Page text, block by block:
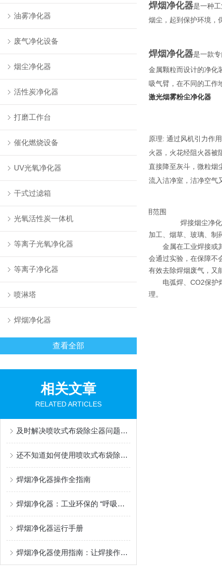
油雾净化器
废气净化设备
烟尘净化器
活性炭净化器
打磨工作台
催化燃烧设备
UV光氧净化器
干式过滤箱
光氧活性炭一体机
等离子光氧净化器
等离子净化器
喷淋塔
焊烟净化器
查看全部
相关文章
RELATED ARTICLES
及时解决喷吹式布袋除尘器问题是保障系统环保运行的关键
还不知道如何使用喷吹式布袋除尘器？进来看
焊烟净化器操作全指南
焊烟净化器：工业环保的 “呼吸卫士”
焊烟净化器运行手册
焊烟净化器使用指南：让焊接作业更安全环保
焊烟净化器是一种
烟尘， 起到保护环境，
焊烟净化器是一款
金属颗粒而设计的净化
吸气臂，在不同的工作
激光烟雾粉尘净化器
原理: 通过风机引力作
火器，火花经阻火器被
直接降至灰斗，微粒烟
流入洁净室，洁净空气
应用范围
焊接烟尘净
加工、烟草、玻璃、制
金属在工业焊接或
会通过实验，在保障不
有效去除焊烟废气，又
电弧焊、CO2保护
理。